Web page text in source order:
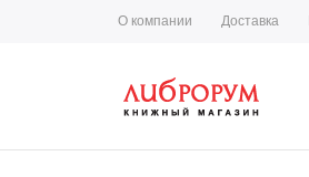
О компании Доставка